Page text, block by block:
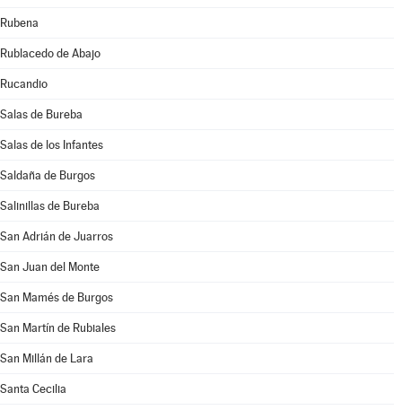
Rubena
Rublacedo de Abajo
Rucandio
Salas de Bureba
Salas de los Infantes
Saldaña de Burgos
Salinillas de Bureba
San Adrián de Juarros
San Juan del Monte
San Mamés de Burgos
San Martín de Rubiales
San Millán de Lara
Santa Cecilia